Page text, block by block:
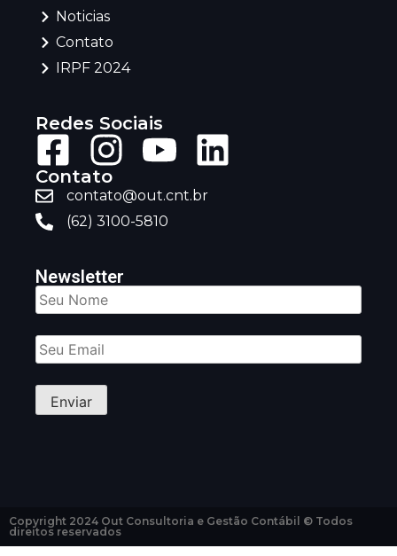
Noticias
Contato
IRPF 2024
Redes Sociais
Contato
contato@out.cnt.br
(62) 3100-5810
Newsletter
Copyright 2024 Out Consultoria e Gestão Contábil © Todos
direitos reservados